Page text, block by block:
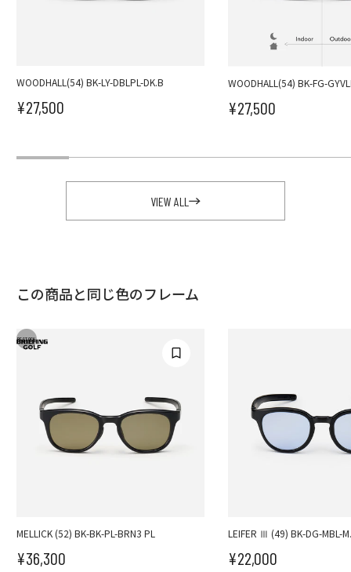
WOODHALL(54) BK-LY-DBLPL-DK.B
セール価格
¥27,500
WOODHALL(54) BK-FG-
セール価格
¥27,500
VIEW ALL
この商品と同じ色のフレーム
RESTOCK
MELLICK (52) BK-BK-PL-BRN3 PL
セール価格
¥36,300
LEIFER Ⅲ (49) BK-DG-MBL-
セール価格
¥22,000